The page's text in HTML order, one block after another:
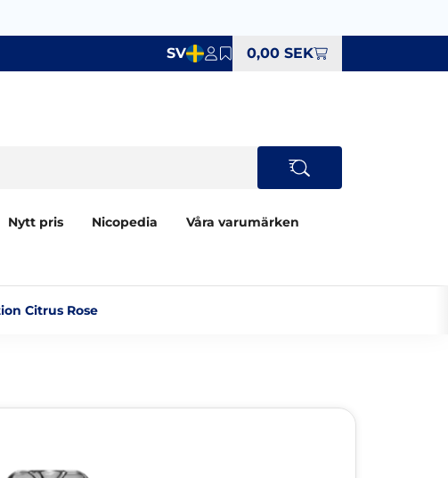
SV 0,00 SEK
Nytt pris Nicopedia
Våra varumärken
Citrus Rose‎